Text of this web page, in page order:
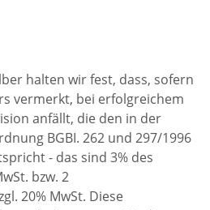
halten wir fest, dass, sofern
vermerkt, bei erfolgreichem
anfällt, die den in der
BGBI. 262 und 297/1996
- das sind 3% des
bzw. 2
20% MwSt. Diese